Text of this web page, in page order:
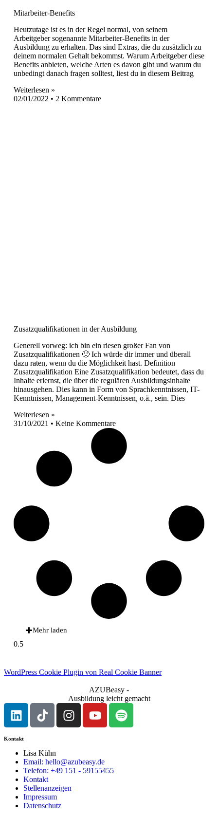
Mitarbeiter-Benefits
Heutzutage ist es in der Regel normal, von seinem
Arbeitgeber sogenannte Mitarbeiter-Benefits in der
Ausbildung zu erhalten. Das sind Extras, die du zusätzlich zu
deinem normalen Gehalt bekommst. Warum Arbeitgeber diese
Benefits anbieten, welche Arten es davon gibt und warum du
unbedingt danach fragen solltest, liest du in diesem Beitrag
Weiterlesen »
02/01/2022
2 Kommentare
Zusatzqualifikationen in der Ausbildung
Generell vorweg: ich bin ein riesen großer Fan von
Zusatzqualifikationen 🙂 Ich würde dir immer und überall
dazu raten, wenn du die Möglichkeit hast. Definition
Zusatzqualifikation Eine Zusatzqualifikation bedeutet, dass du
Inhalte erlernst, die über die regulären Ausbildungsinhalte
hinausgehen. Dies kann in Form von Sprachkenntnissen, IT-
Kenntnissen, Management-Kenntnissen, o.ä., sein. Dies
Weiterlesen »
31/10/2021
Keine Kommentare
Mehr laden
WordPress Cookie Plugin von Real Cookie Banner
AZUBeasy -
Ausbildung leicht gemacht
Kontakt
Lisa Kühn
Email: hello@azubeasy.de
Telefon: +49 151 - 59155455
Kontakt
Stellenanzeigen
Impressum
Datenschutz